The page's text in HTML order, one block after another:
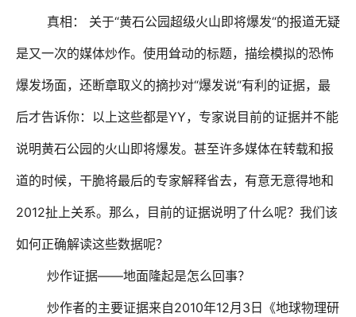
真相： 关于“黄石公园超级火山即将爆发“的报道无疑
是又一次的媒体炒作。使用耸动的标题，描绘模拟的恐怖
爆发场面，还断章取义的摘抄对“爆发说“有利的证据，最
后才告诉你：以上这些都是YY，专家说目前的证据并不能
说明黄石公园的火山即将爆发。甚至许多媒体在转载和报
道的时候，干脆将最后的专家解释省去，有意无意得地和
2012扯上关系。那么，目前的证据说明了什么呢？我们该
如何正确解读这些数据呢？
炒作证据——地面隆起是怎么回事？
炒作者的主要证据来自2010年12月 3 日《地球物理研